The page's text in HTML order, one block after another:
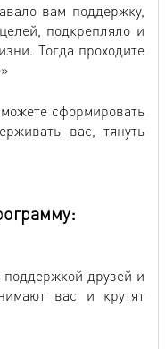
вам поддержку,
подкрепляло и
Тогда проходите
сформировать
вас, тянуть
поддержкой друзей и
вас и крутят